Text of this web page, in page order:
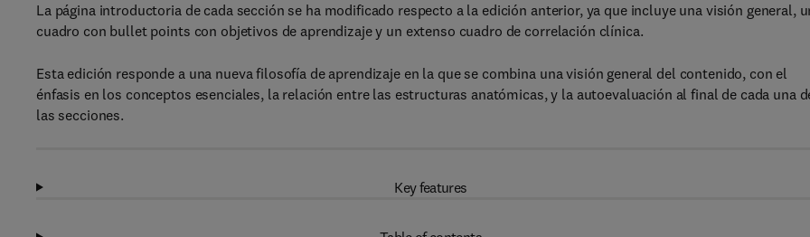
La página introductoria de cada sección se ha modificado respecto a la edición anterior, ya que incluye una visión general,
cuadro con bullet points con objetivos de aprendizaje y un extenso cuadro de correlación clínica.
Esta edición responde a una nueva filosofía de aprendizaje en la que se combina una visión general del contenido, con el
énfasis en los conceptos esenciales, la relación entre las estructuras anatómicas, y la autoevaluación al final de cada una
las secciones.
Key features